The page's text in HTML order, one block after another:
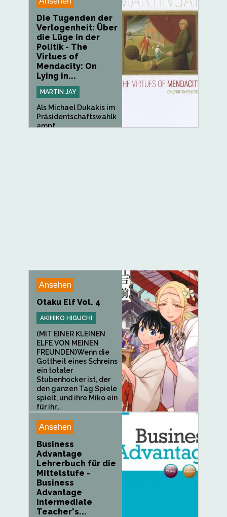
Die Tugenden der
Verlogenheit: Über
die Lüge in der
Politik - The
Virtues of
Mendacity: On
Lying in...
MARTIN JAY
Als Michael Dukakis im
Präsidentschaftswahlk
ampf...
Ansehen
Otaku Elf Vol. 4
AKIHIKO HIGUCHI
(MIT EINER KLEINEN
ELFE VON MEINEN
FREUNDEN)Wenn die
Gottheit eines Schreins
ein totaler
Stubenhocker ist, der
den ganzen Tag Spiele
spielt, und ihre Miko ein
für ihr...
Ansehen
Business
Advantage
Lehrerbuch für die
Mittelstufe -
Business
Advantage
Intermediate
Teacher's...